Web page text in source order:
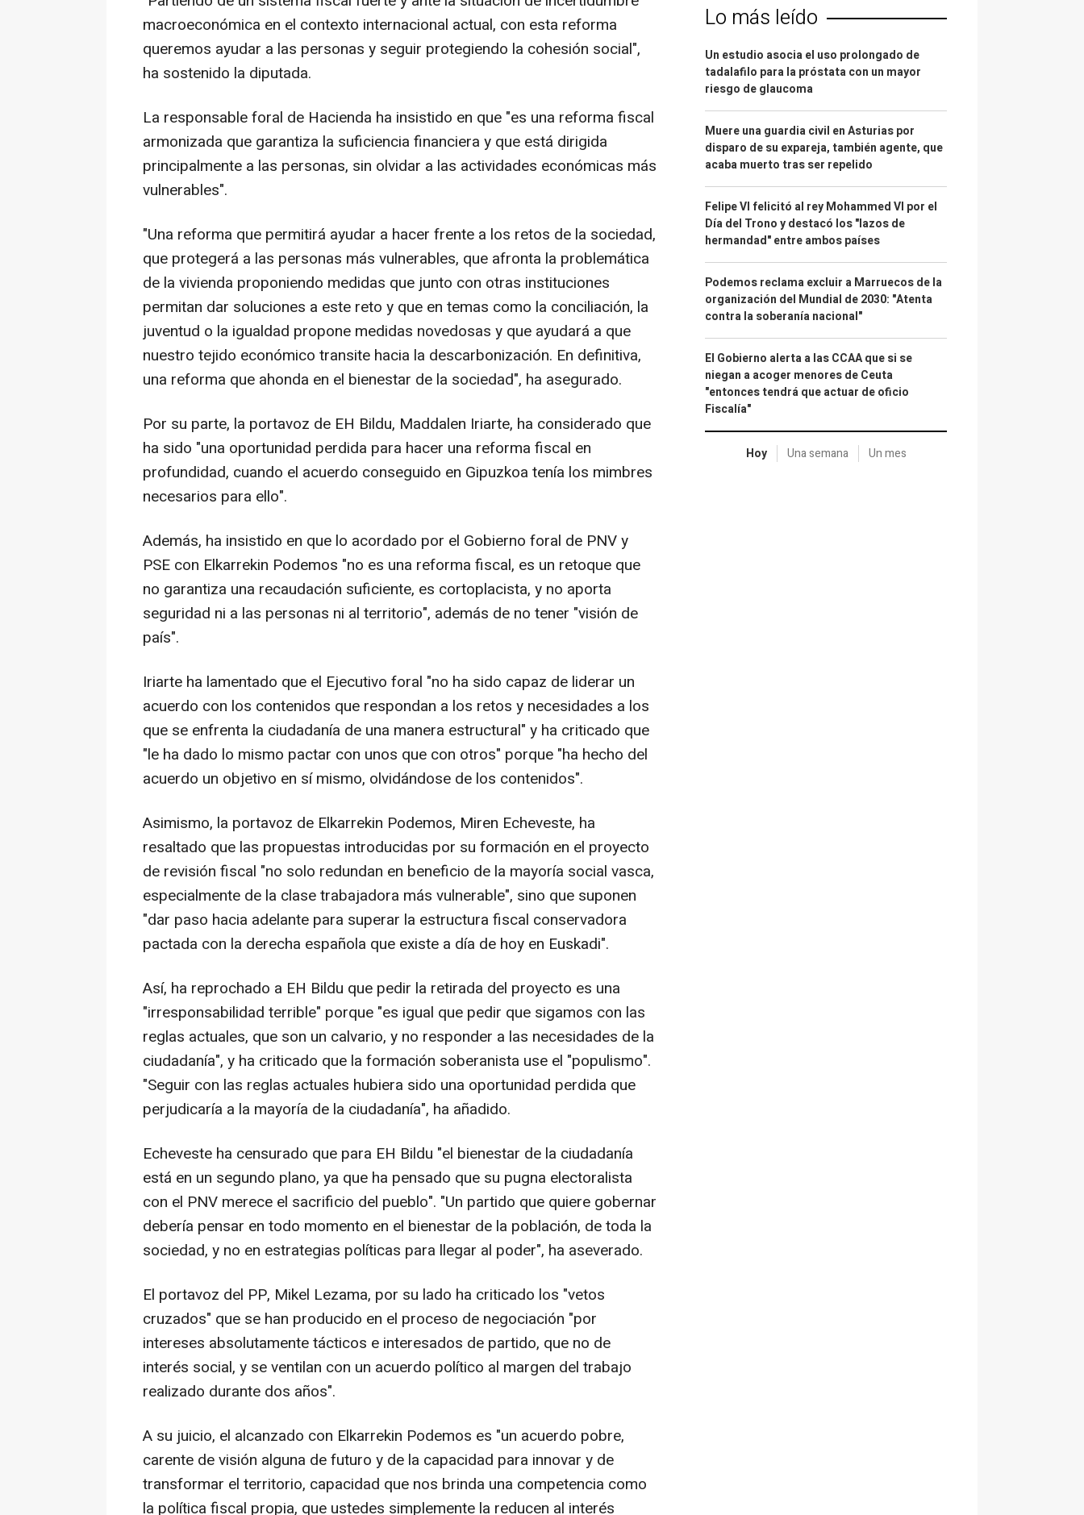
macroeconómica en el contexto internacional actual, con esta reforma
queremos ayudar a las personas y seguir protegiendo la cohesión social",
ha sostenido la diputada.
La responsable foral de Hacienda ha insistido en que "es una reforma fiscal
armonizada que garantiza la suficiencia financiera y que está dirigida
principalmente a las personas, sin olvidar a las actividades económicas más
vulnerables".
"Una reforma que permitirá ayudar a hacer frente a los retos de la sociedad,
que protegerá a las personas más vulnerables, que afronta la problemática
de la vivienda proponiendo medidas que junto con otras instituciones
permitan dar soluciones a este reto y que en temas como la conciliación, la
juventud o la igualdad propone medidas novedosas y que ayudará a que
nuestro tejido económico transite hacia la descarbonización. En definitiva,
una reforma que ahonda en el bienestar de la sociedad", ha asegurado.
Por su parte, la portavoz de EH Bildu, Maddalen Iriarte, ha considerado que
ha sido "una oportunidad perdida para hacer una reforma fiscal en
profundidad, cuando el acuerdo conseguido en Gipuzkoa tenía los mimbres
necesarios para ello".
Además, ha insistido en que lo acordado por el Gobierno foral de PNV y
PSE con Elkarrekin Podemos "no es una reforma fiscal, es un retoque que
no garantiza una recaudación suficiente, es cortoplacista, y no aporta
seguridad ni a las personas ni al territorio", además de no tener "visión de
país".
Iriarte ha lamentado que el Ejecutivo foral "no ha sido capaz de liderar un
acuerdo con los contenidos que respondan a los retos y necesidades a los
que se enfrenta la ciudadanía de una manera estructural" y ha criticado que
"le ha dado lo mismo pactar con unos que con otros" porque "ha hecho del
acuerdo un objetivo en sí mismo, olvidándose de los contenidos".
Asimismo, la portavoz de Elkarrekin Podemos, Miren Echeveste, ha
resaltado que las propuestas introducidas por su formación en el proyecto
de revisión fiscal "no solo redundan en beneficio de la mayoría social vasca,
especialmente de la clase trabajadora más vulnerable", sino que suponen
"dar paso hacia adelante para superar la estructura fiscal conservadora
pactada con la derecha española que existe a día de hoy en Euskadi".
Así, ha reprochado a EH Bildu que pedir la retirada del proyecto es una
"irresponsabilidad terrible" porque "es igual que pedir que sigamos con las
reglas actuales, que son un calvario, y no responder a las necesidades de la
ciudadanía", y ha criticado que la formación soberanista use el "populismo".
"Seguir con las reglas actuales hubiera sido una oportunidad perdida que
perjudicaría a la mayoría de la ciudadanía", ha añadido.
Echeveste ha censurado que para EH Bildu "el bienestar de la ciudadanía
está en un segundo plano, ya que ha pensado que su pugna electoralista
con el PNV merece el sacrificio del pueblo". "Un partido que quiere gobernar
debería pensar en todo momento en el bienestar de la población, de toda la
sociedad, y no en estrategias políticas para llegar al poder", ha aseverado.
El portavoz del PP, Mikel Lezama, por su lado ha criticado los "vetos
cruzados" que se han producido en el proceso de negociación "por
intereses absolutamente tácticos e interesados de partido, que no de
interés social, y se ventilan con un acuerdo político al margen del trabajo
realizado durante dos años".
A su juicio, el alcanzado con Elkarrekin Podemos es "un acuerdo pobre,
carente de visión alguna de futuro y de la capacidad para innovar y de
transformar el territorio, capacidad que nos brinda una competencia como
la política fiscal propia, que ustedes simplemente la reducen al interés
Lo más leído
Un estudio asocia el uso prolongado de
tadalafilo para la próstata con un mayor
riesgo de glaucoma
Muere una guardia civil en Asturias por
disparo de su expareja, también agente, que
acaba muerto tras ser repelido
Felipe VI felicitó al rey Mohammed VI por el
Día del Trono y destacó los "lazos de
hermandad" entre ambos países
Podemos reclama excluir a Marruecos de la
organización del Mundial de 2030: "Atenta
contra la soberanía nacional"
El Gobierno alerta a las CCAA que si se
niegan a acoger menores de Ceuta
"entonces tendrá que actuar de oficio
Fiscalía"
Hoy Una semana Un mes